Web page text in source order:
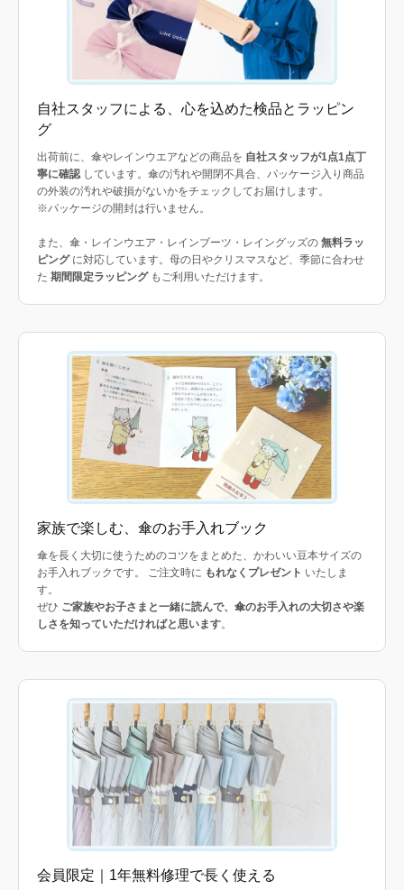
自社スタッフによる、心を込めた検品とラッピン
グ
出荷前に、傘やレインウエアなどの商品を 自社スタッフが1点1点丁
寧に確認 しています。傘の汚れや開閉不具合、パッケージ入り商品
の外装の汚れや破損がないかをチェックしてお届けします。
※パッケージの開封は行いません。
また、傘・レインウエア・レインブーツ・レイングッズの 無料ラッ
ピングに対応しています。母の日やクリスマスなど、季節に合わせ
た 期間限定ラッピングもご利用いただけます。
家族で楽しむ、傘のお手入れブック
傘を長く大切に使うためのコツをまとめた、かわいい豆本サイズの
お手入れブックです。 ご注文時に もれなくプレゼント いたしま
す。
ぜひ ご家族やお子さまと一緒に読んで、傘のお手入れの大切さや楽
しさを知っていただければと思います。
会員限定｜1年無料修理で長く使える